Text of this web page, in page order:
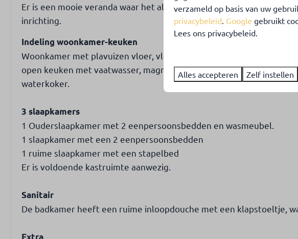
Er is een mooie veranda waar het al vroeg in het jaar goed toeven
inrichting.
Indeling woonkamer-keuken
Woonkamer met plavuizen vloer, vloerverwarming, digitale TV,
open keuken met vaatwasser, magnetron, koelkast met vriesvakje,
waterkoker.
3 slaapkamers
1 Ouderslaapkamer met 2 eenpersoonsbedden en wasmeubel.
1 slaapkamer met een 2 eenpersoonsbedden
1 ruime slaapkamer met een stapelbed
Er is voldoende kastruimte aanwezig.
Sanitair
De badkamer heeft een ruime inloopdouche met een klapstoeltje,
Extra
verzameld op basis van uw
privacybeleid. Google gebruikt
Lees ons privacybeleid.
Alles accepteren Zelf instellen